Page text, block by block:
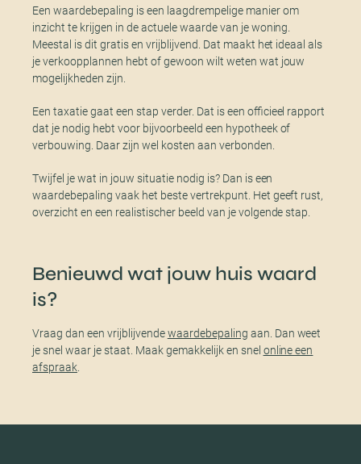
Een waardebepaling is een laagdrempelige manier om
inzicht te krijgen in de actuele waarde van je woning.
Meestal is dit gratis en vrijblijvend. Dat maakt het ideaal als
je verkoopplannen hebt of gewoon wilt weten wat jouw
mogelijkheden zijn.
Een taxatie gaat een stap verder. Dat is een officieel rapport
dat je nodig hebt voor bijvoorbeeld een hypotheek of
verbouwing. Daar zijn wel kosten aan verbonden.
Twijfel je wat in jouw situatie nodig is? Dan is een
waardebepaling vaak het beste vertrekpunt. Het geeft rust,
overzicht en een realistischer beeld van je volgende stap.
Benieuwd wat jouw huis waard
is?
Vraag dan een vrijblijvendewaardebepaling aan. Dan weet
je snel waar je staat. Maak gemakkelijk en snel online een
afspraak.